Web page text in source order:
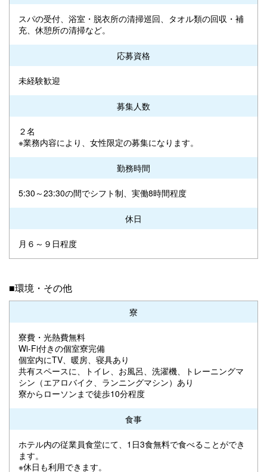
スパの受付、浴室・脱衣所の清掃巡回、タオル類の回収・補
充、休憩所の清掃など。
応募資格
未経験歓迎
募集人数
２名
※業務内容により、女性限定の募集になります。
勤務時間
5:30～23:30の間でシフト制、実働8時間程度
休日
月６～９日程度
■環境・その他
寮
寮費・光熱費無料
Wi-Fi付きの個室寮完備
個室内にTV、暖房、寝具あり
共有スペースに、トイレ、お風呂、洗濯機、トレーニングマ
シン（エアロバイク、ランニングマシン）あり
寮からローソンまで徒歩10分程度
食事
ホテル内の従業員食堂にて、1日3食無料で食べることができ
ます。
※休日も利用できます。